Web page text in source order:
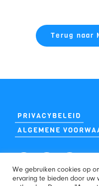
Terug naar
PRIVACYBELEID
ALGEMENE
We gebruiken cookies op
ervaring te bieden door uw